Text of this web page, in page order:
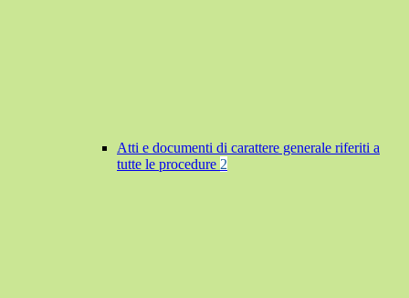
Atti e documenti di carattere generale riferiti a
tutte le procedure 2